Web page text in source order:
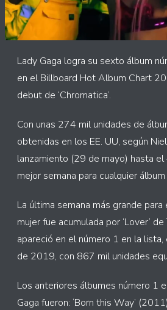
Lady Gaga logra su sexto álbum
en el Billboard Hot Album Chart
debut de ‘Chromatica’.
Con unas 274 mil unidades de
obtenidas en los EE. UU, según
lanzamiento (29 de mayo) hasta el
mejor semana para cualquier
La última semana más grande para
mujer fue acumulada por ‘Lover’
apareció en el número 1 en la
de 2019, con 867 mil unidades
Los anteriores álbumes número 1
Gaga fueron: ‘Born this Way’